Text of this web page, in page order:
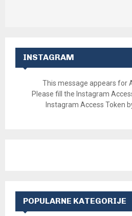
INSTAGRAM
This message appears for
Please fill the Instagram
Instagram Access Token
POPULARNE KATEGORIJE